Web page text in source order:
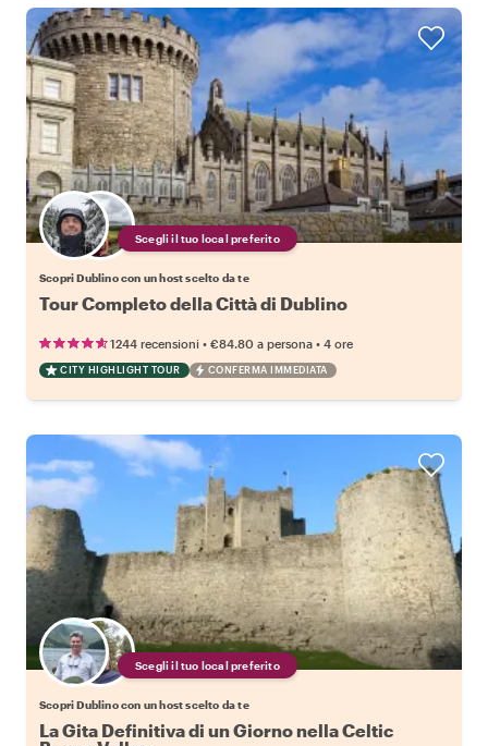
Scegli il tuo local preferito
Scopri Dublino con un host scelto da te
Tour Completo della Città di Dublino
1244 recensioni • €84.80 a persona • 4 ore
CITY HIGHLIGHT TOUR CONFERMA IMMEDIATA
Scegli il tuo local preferito
Scopri Dublino con un host scelto da te
La Gita Definitiva di un Giorno nella Celtic